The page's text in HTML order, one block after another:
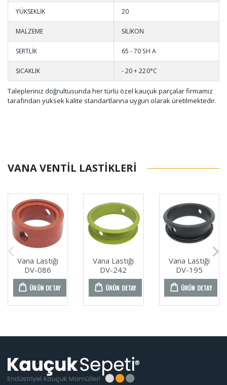
YÜKSEKLİK 20
MALZEME SİLİKON
SERTLİK 65 - 70 SH A
SICAKLIK - 20 + 220°C
Talepleriniz doğrultusunda her türlü özel kauçuk parçalar firmamız
tarafından yüksek kalite standartlarına uygun olarak üretilmektedir.
VANA VENTIL LASTIKLERI
Vana Lastiği
DV-086
ÜRÜN DETAY
Vana Lastiği
DV-242
ÜRÜN DETAY
Vana Lastiği
DV-195
ÜRÜN DETAY